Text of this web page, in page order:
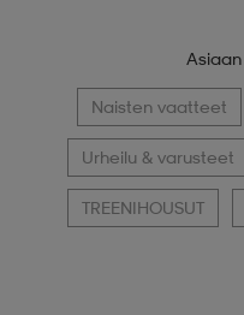
Naisten vaatteet
Urheilu & varusteet
TREENIHOUSUT